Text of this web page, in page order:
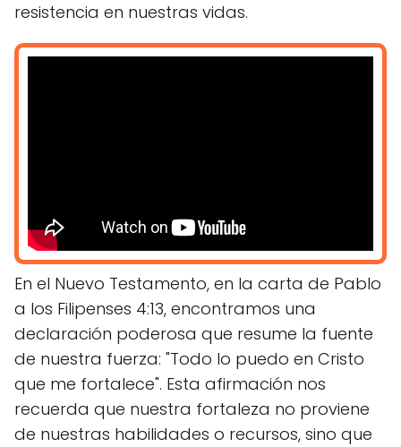
resistencia en nuestras vidas.
En el Nuevo Testamento, en la carta de Pablo
a los Filipenses 4:13, encontramos una
declaración poderosa que resume la fuente
de nuestra fuerza: "Todo lo puedo en Cristo
que me fortalece". Esta afirmación nos
recuerda que nuestra fortaleza no proviene
de nuestras habilidades o recursos, sino que